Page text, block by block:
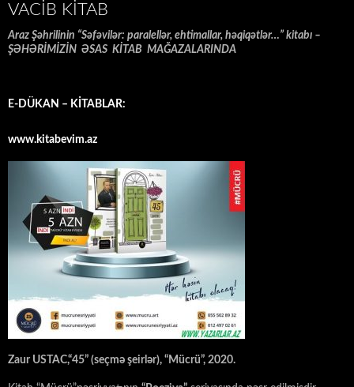
VACIB KITAB
Araz Şəhrilinin “Səfəvilər: paralellər, ehtimallar, həqiqətlər…” kitabı –
ŞƏHƏRİMİZİN ƏSAS KİTAB MAĞAZALARINDA
E-DÜKAN – KİTABLAR:
www.kitabevim.az
Zaur USTAC,“45” (seçmə şeirlər), “Mücrü”, 2020.